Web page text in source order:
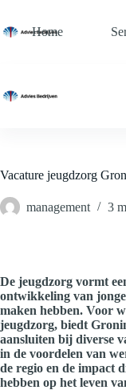
de
Home
Vacature jeugdzorg
management 3
De jeugdzorg vormt
ontwikkeling van
maken hebben. Voor
jeugdzorg, biedt
aansluiten bij diverse
in de voordelen van
de regio en de impact
hebben op het leven